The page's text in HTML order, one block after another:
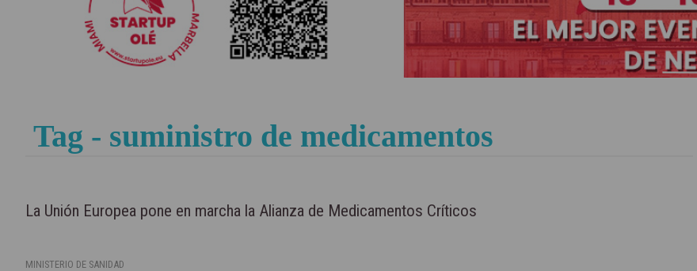
Tag - suministro de medicamentos
La Unión Europea pone en marcha la Alianza de Medicamentos Críticos
MINISTERIO DE SANIDAD